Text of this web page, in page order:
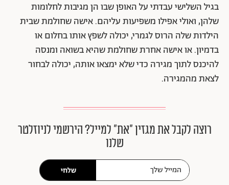
בגיל השלישי עבדתי על האופן שבו הן מגיבות לחלומות
שלהן, ואולי אפילו משפיעות עליהם. אישה שחולמת שבית
הילדות שלה הרוס לגמרי, יכולה לשפץ אותו בחלום או
בדמיון. או אישה אחרת שחולמת שהיא בשואה ומנסה
להיכנס לתוך מגירה כדי שלא ימצאו אותה, יכולה לבחור
לצאת מהמגירה.
רוצה לקבל את מגזין ״את״ למייל? הירשמי לניוזלטר
שלנו
שלחי